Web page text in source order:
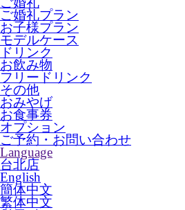
ご婚礼プラン
お子様プラン
モデルケース
ドリンク
お飲み物
フリードリンク
その他
おみやげ
お食事券
オプション
ご予約・お問い合わせ
Language
台北店
English
簡体中文
繁体中文